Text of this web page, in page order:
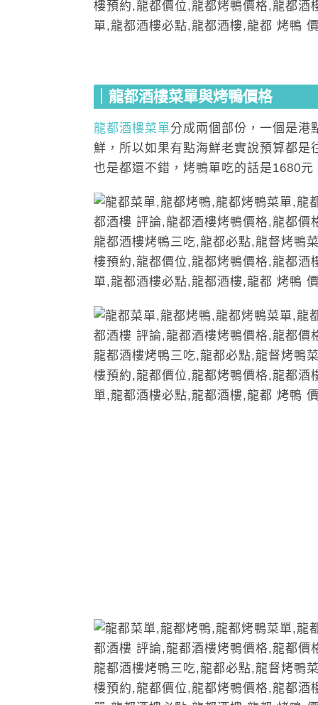
｜龍都酒樓菜單與烤鴨價格
龍都酒樓菜單分成兩個部份，一個是港
鮮，所以如果有點海鮮老實說預算都
也是都還不錯，烤鴨單吃的話是1680